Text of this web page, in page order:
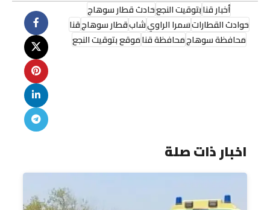
أخبار قنابتوقيت النجعحادث قطار سوهاج
حوادث القطاراتسمرا الراويشابقطار سوهاجقنا
محافظة سوهاجمحافظة قناموقع بتوقيت النجع
اخبار ذات صلة